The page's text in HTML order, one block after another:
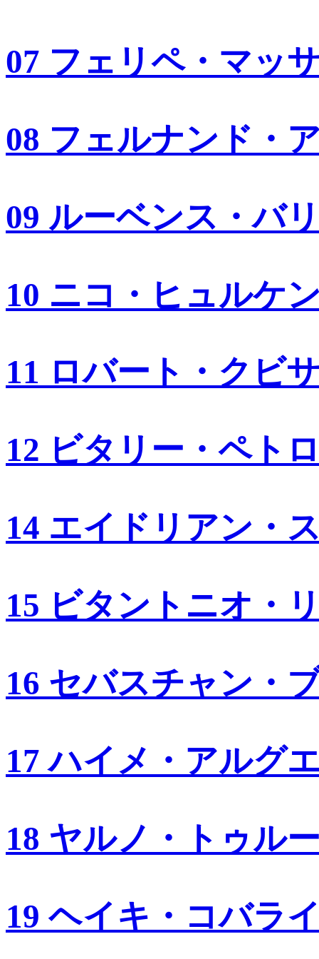
07 フェリペ・マッ
08 フェルナンド・
09 ルーベンス・バ
10 ニコ・ヒュルケ
11 ロバート・クビ
12 ビタリー・ペト
14 エイドリアン・
15 ビタントニオ・
16 セバスチャン・
17 ハイメ・アルグ
18 ヤルノ・トゥル
19 ヘイキ・コバラ